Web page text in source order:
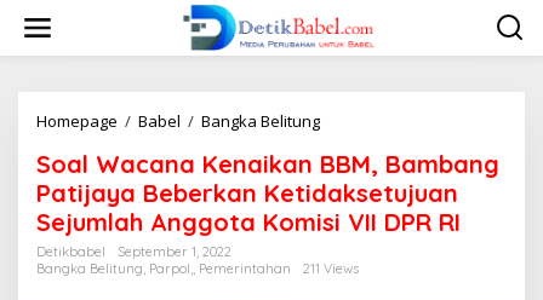
i
Homepage / Babel / Bangka Belitung
a
l
W
a
a
Soal Wacana Kenaikan BBM, Bambang
Patijaya Beberkan Ketidaksetujuan
Sejumlah Anggota Komisi VII DPR RI
Detikbabel
September 1, 2022
Bangka Belitung, Parpol,, Pemerintahan 211 Views